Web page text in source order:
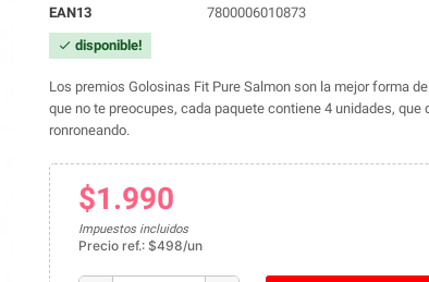
EAN13
7800006010873
check disponible!
Los premios Golosinas Fit Pure Salmon son la mejor forma
que no te preocupes, cada paquete contiene 4 unidades,
ronroneando.
$1.990
Impuestos incluidos
Precio ref.: $498/un